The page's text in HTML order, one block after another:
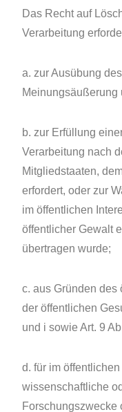
Das Recht auf
Verarbeitung
a. zur Ausübung
Meinungsäußerung
b. zur Erfüllung
Verarbeitung nach
Mitgliedstaaten,
erfordert, oder zur
im öffentlichen
öffentlicher Gewalt
übertragen wurde;
c. aus Gründen des
der öffentlichen
und i sowie Art. 9
d. für im
wissenschaftliche
Forschungszwecke